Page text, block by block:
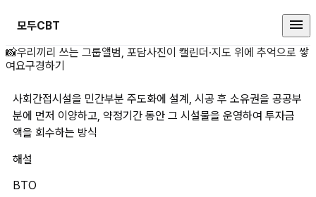
모두CBT
사회간접시설을 민간부분 주도화
📸우리끼리 쓰는 그룹앨범, 포담사진이 캘린더·지도 위에 추억으로 쌓
여요구경하기
사회간접시설을 민간부분 주도화에 설계, 시공 후 소유권을 공공부
분에 먼저 이양하고, 약정기간 동안 그 시설물을 운영하여 투자금
액을 회수하는 방식
해설
BTO